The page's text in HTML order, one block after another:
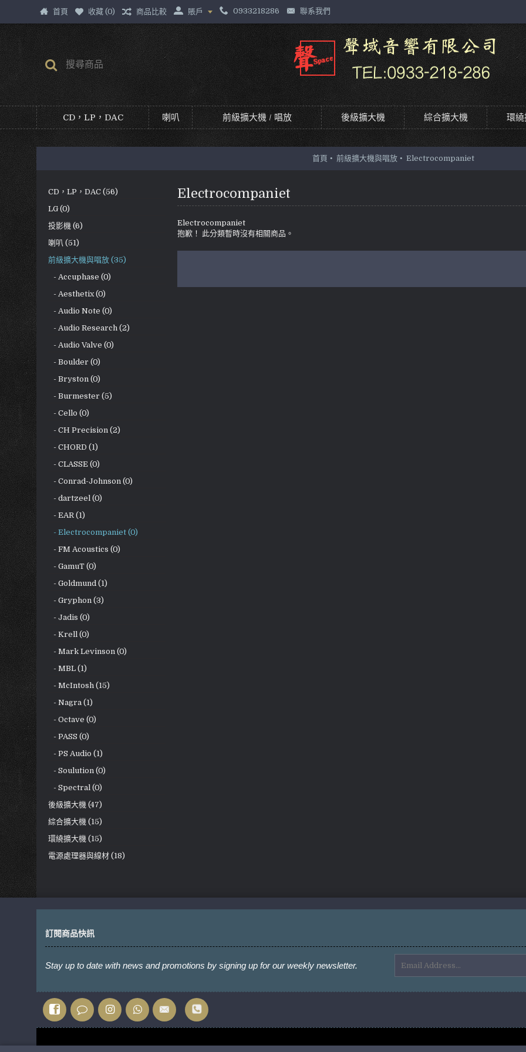
首頁 收藏 (0) 商品比較 賬戶 0933218286 聯系我們
CD，LP，DAC 喇叭 前級擴大機 / 唱放 後級擴大機 綜合擴大機 環繞
首頁 前級擴大機與唱放 Electrocompaniet
CD，LP，DAC (56)
LG (0)
投影機 (6)
喇叭 (51)
前級擴大機與唱放 (35)
- Accuphase (0)
- Aesthetix (0)
- Audio Note (0)
- Audio Research (2)
- Audio Valve (0)
- Boulder (0)
- Bryston (0)
- Burmester (5)
- Cello (0)
- CH Precision (2)
- CHORD (1)
- CLASSE (0)
- Conrad-Johnson (0)
- dartzeel (0)
- EAR (1)
- Electrocompaniet (0)
- FM Acoustics (0)
- GamuT (0)
- Goldmund (1)
- Gryphon (3)
- Jadis (0)
- Krell (0)
- Mark Levinson (0)
- MBL (1)
- McIntosh (15)
- Nagra (1)
- Octave (0)
- PASS (0)
- PS Audio (1)
- Soulution (0)
- Spectral (0)
後級擴大機 (47)
綜合擴大機 (15)
環繞擴大機 (15)
電源處理器與線材 (18)
Electrocompaniet
Electrocompaniet
抱歉！ 此分類暫時沒有相關商品。
訂閱商品快訊
Stay up to date with news and promotions by signing up for our weekly newsletter.